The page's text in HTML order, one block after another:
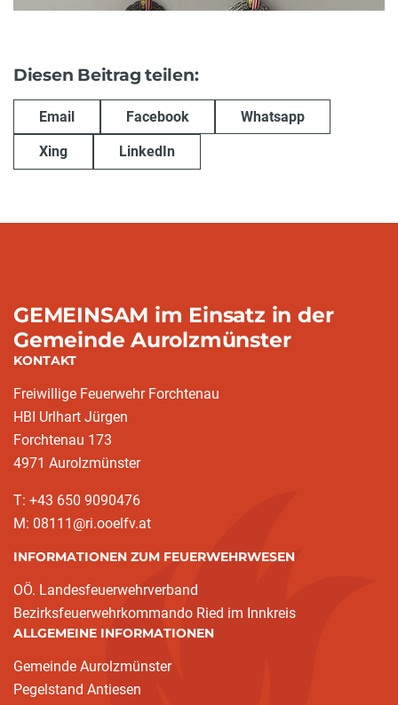
Diesen Beitrag teilen:
Email Facebook Whatsapp
Xing LinkedIn
GEMEINSAM im Einsatz in der
Gemeinde Aurolzmünster
KONTAKT
Freiwillige Feuerwehr Forchtenau
HBI Urlhart Jürgen
Forchtenau 173
4971 Aurolzmünster
T: +43 650 9090476
M: 08111@ri.ooelfv.at
INFORMATIONEN ZUM FEUERWEHRWESEN
OÖ. Landesfeuerwehrverband
Bezirksfeuerwehrkommando Ried im Innkreis
ALLGEMEINE INFORMATIONEN
Gemeinde Aurolzmünster
Pegelstand Antiesen